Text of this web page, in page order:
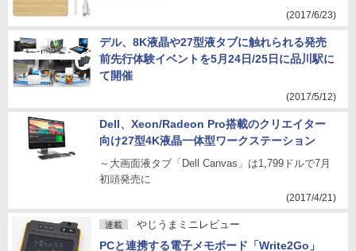
(2017/6/23)
デル、8K液晶や27型液タブに触れられる発売
前先行体験イベントを5月24日/25日に品川駅に
て開催
(2017/5/12)
Dell、Xeon/Radeon Pro搭載のクリエイター
向け27型4K液晶一体型ワークステーション
～大画面液タブ「Dell Canvas」は1,799ドルで7月
初頭発売に
(2017/4/21)
連載 やじうまミニレビュー
PCと連携する電子メモボード「Write2Go」